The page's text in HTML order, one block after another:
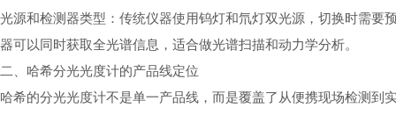
光源和检测器类型：传统仪器使用钨灯和氘灯双光源，切换时需
器可以同时获取全光谱信息，适合做光谱扫描和动力学分析。
二、哈希分光光度计的产品线定位
哈希的分光光度计不是单一产品线，而是覆盖了从便携现场检测到